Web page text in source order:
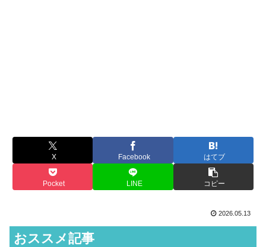
X Facebook はてブ
Pocket LINE コピー
2026.05.13
おススメ記事